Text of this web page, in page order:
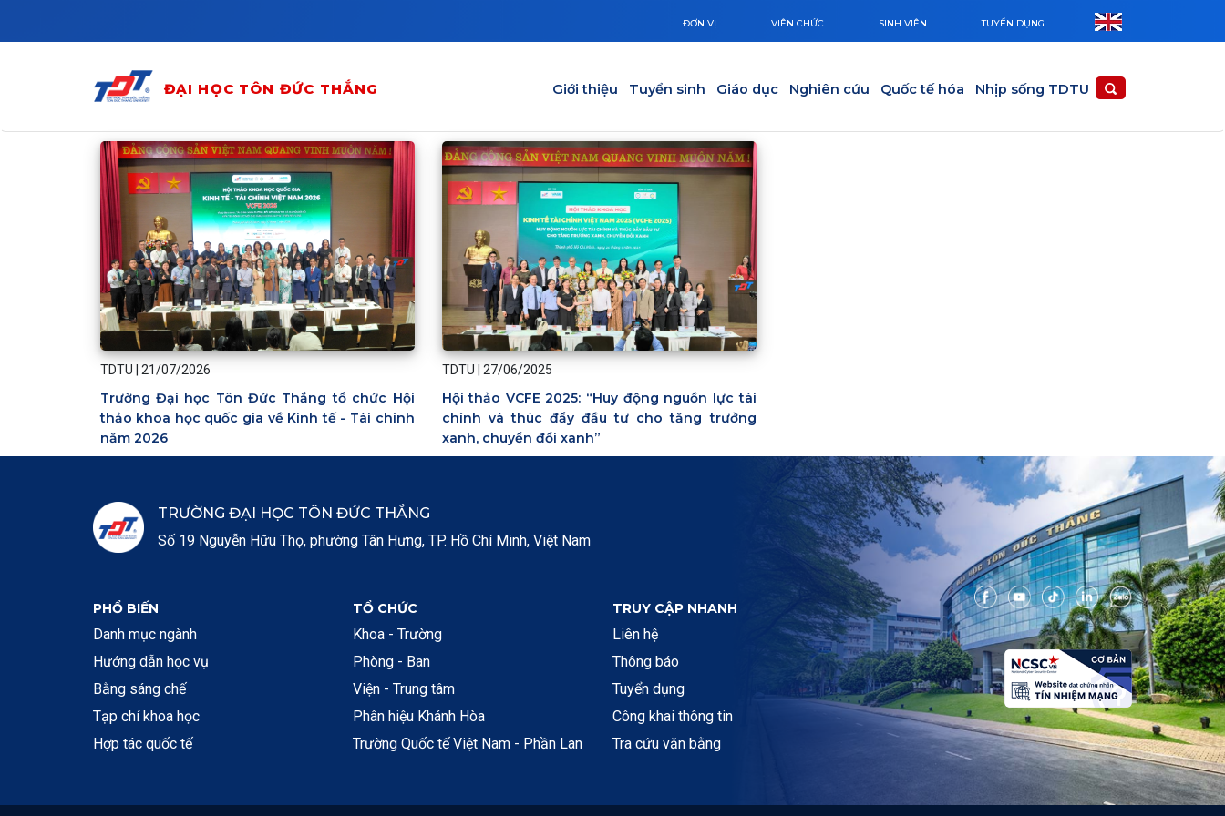
ĐƠN VỊ VIÊN CHỨC SINH VIÊN TUYỂN DỤNG
ĐẠI HỌC TÔN ĐỨC THẮNG Giới thiệu Tuyển sinh Giáo dục Nghiên cứu Quốc tế hóa Nhịp sống TDTU
TDTU 21/07/2026
Trường Đại học Tôn Đức Thắng tổ chức Hội
thảo khoa học quốc gia về Kinh tế - Tài chính
năm 2026
TDTU 27/06/2025
Hội thảo VCFE 2025: “Huy động nguồn lực tài
chính và thúc đẩy đầu tư cho tăng trưởng
xanh, chuyển đổi xanh”
TRƯỜNG ĐẠI HỌC TÔN ĐỨC THẮNG
Số 19 Nguyễn Hữu Thọ, phường Tân Hưng, TP. Hồ Chí Minh, Việt Nam
PHỔ BIẾN
Danh mục ngành
Hướng dẫn học vụ
Bằng sáng chế
Tạp chí khoa học
Hợp tác quốc tế
TỔ CHỨC
Khoa - Trường
Phòng - Ban
Viện - Trung tâm
Phân hiệu Khánh Hòa
Trường Quốc tế Việt Nam - Phần Lan
TRUY CẬP NHANH
Liên hệ
Thông báo
Tuyển dụng
Công khai thông tin
Tra cứu văn bằng